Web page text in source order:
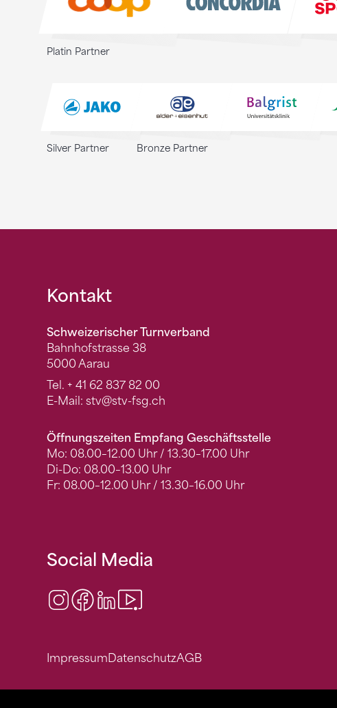
Platin Partner
Silver Partner Bronze Partner
Fusszeile
Kontakt
Schweizerischer Turnverband
Bahnhofstrasse 38
5000 Aarau
Tel. + 41 62 837 82 00
E-Mail: stv@stv-fsg.ch
Öffnungszeiten Empfang Geschäftsstelle
Mo: 08.00–12.00 Uhr / 13.30–17.00 Uhr
Di-Do: 08.00–13.00 Uhr
Fr: 08.00–12.00 Uhr / 13.30–16.00 Uhr
Social Media
Instagram
Facebook
LinkedIn
ImpressumDatenschutzAGB